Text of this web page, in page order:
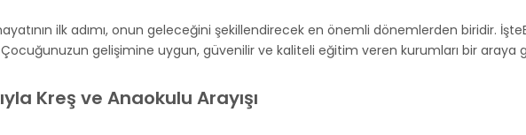
ilk adımı, onun geleceğini şekillendirecek en önemli dönemlerden biridir.
gelişimine uygun, güvenilir ve kaliteli eğitim veren kurumları bir araya
Kreş ve Anaokulu Arayışı